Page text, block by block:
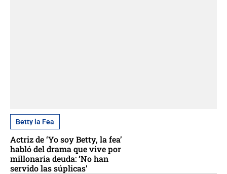
Betty la Fea
Actriz de ‘Yo soy Betty, la fea’
habló del drama que vive por
millonaria deuda: ‘No han
servido las súplicas’